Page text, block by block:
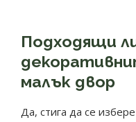
Подходящи
малък двор
Да, стига да се